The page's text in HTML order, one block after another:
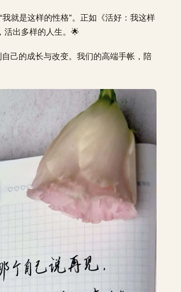
就是这样的性格”。正如《活好：我这样
活出多样的人生。🌟
己的成长与改变。我们的高端手帐，陪